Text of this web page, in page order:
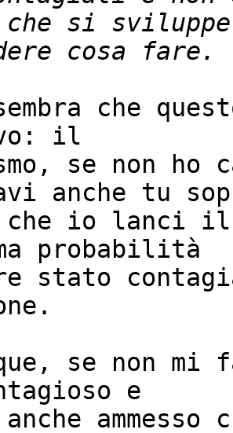
si
che
il
se non ho
anche tu
che io lanci il
probabilità
stato
se non
e